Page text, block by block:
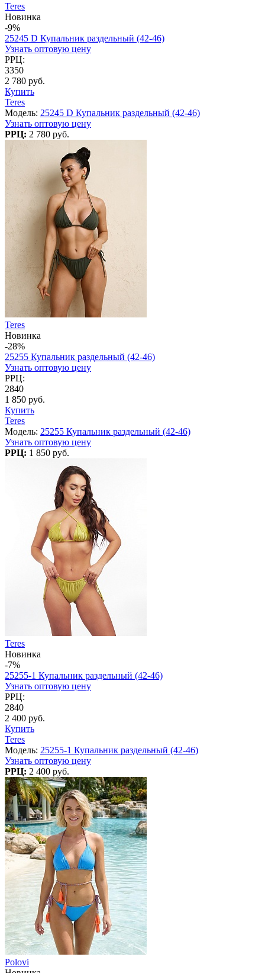
Teres
Новинка
-9%
25245 D Купальник раздельный (42-46)
Узнать оптовую цену
РРЦ:
3350
2 780 руб.
Купить
Teres
Модель: 25245 D Купальник раздельный (42-46)
Узнать оптовую цену
РРЦ: 2 780 руб.
Teres
Новинка
-28%
25255 Купальник раздельный (42-46)
Узнать оптовую цену
РРЦ:
2840
1 850 руб.
Купить
Teres
Модель: 25255 Купальник раздельный (42-46)
Узнать оптовую цену
РРЦ: 1 850 руб.
Teres
Новинка
-7%
25255-1 Купальник раздельный (42-46)
Узнать оптовую цену
РРЦ:
2840
2 400 руб.
Купить
Teres
Модель: 25255-1 Купальник раздельный (42-46)
Узнать оптовую цену
РРЦ: 2 400 руб.
Polovi